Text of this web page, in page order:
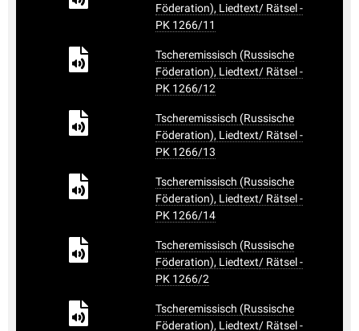
Föderation), Liedtext/ Rätsel -
PK 1266/11
Tscheremissisch (Russische
Föderation), Liedtext/ Rätsel -
PK 1266/12
Tscheremissisch (Russische
Föderation), Liedtext/ Rätsel -
PK 1266/13
Tscheremissisch (Russische
Föderation), Liedtext/ Rätsel -
PK 1266/14
Tscheremissisch (Russische
Föderation), Liedtext/ Rätsel -
PK 1266/2
Tscheremissisch (Russische
Föderation), Liedtext/ Rätsel -